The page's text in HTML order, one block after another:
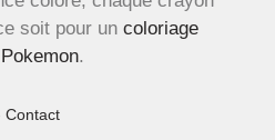
soit pour un coloriage
.
Contact